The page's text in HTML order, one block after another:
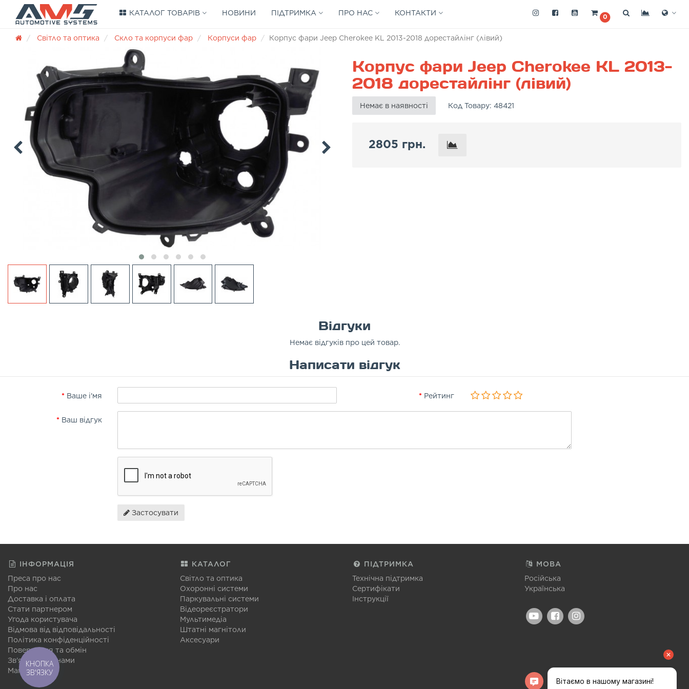
КАТАЛОГ ТОВАРІВ НОВИНИ ПІДТРИМКА ПРО НАС КОНТАКТИ 0
Світло та оптика Скло та корпуси фар Корпуси фар Корпус фари Jeep Cherokee KL 2013-2018 дорестайлінг (лівий)
Корпус фари Jeep Cherokee KL 2013-
2018 дорестайлінг (лівий)
Немає в наявності Код Товару: 48421
2805 грн.
Відгуки
Немає відгуків про цей товар.
Написати відгук
Ваше і'мя Рейтинг
Ваш відгук
Застосувати
ІНФОРМАЦІЯ
Преса про нас
Про нас
Доставка і оплата
Стати партнером
Угода користувача
Відмова від відповідальності
Політика конфіденційності
Повернення та обмін
Зв'язатися з нами
Мапа сайту
КАТАЛОГ
Світло та оптика
Охоронні системи
Паркувальні системи
Відеореєстратори
Мультимедіа
Штатні магнітоли
Аксесуари
ПІДТРИМКА
Технічна підтримка
Сертифікати
Інструкції
МОВА
Російська
Українська
КНОПКА
ЗВ'ЯЗКУ